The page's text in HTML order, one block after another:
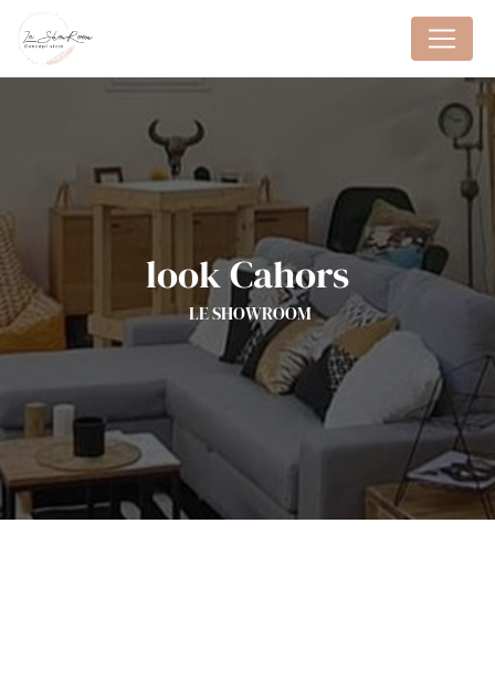
look Cahors
LE SHOWROOM
Panneau de gestion des cookies